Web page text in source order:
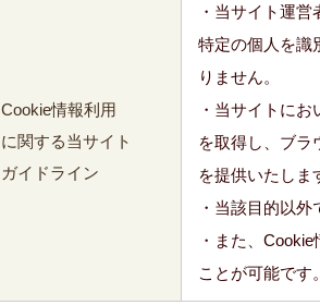
Cookie情報利用
に関する当サイト
ガイドライン
・当サイト運
特定の個人を識
りません。
・当サイトに
を取得し、ブラ
を提供いたしま
・当該目的以外
・また、
ことが可能です。